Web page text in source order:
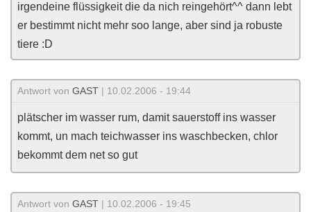
irgendeine flüssigkeit die da nich reingehört^^ dann lebt
er bestimmt nicht mehr soo lange, aber sind ja robuste
tiere :D
Antwort von GAST | 10.02.2006 - 19:44
plätscher im wasser rum, damit sauerstoff ins wasser
kommt, un mach teichwasser ins waschbecken, chlor
bekommt dem net so gut
Antwort von GAST | 10.02.2006 - 19:45